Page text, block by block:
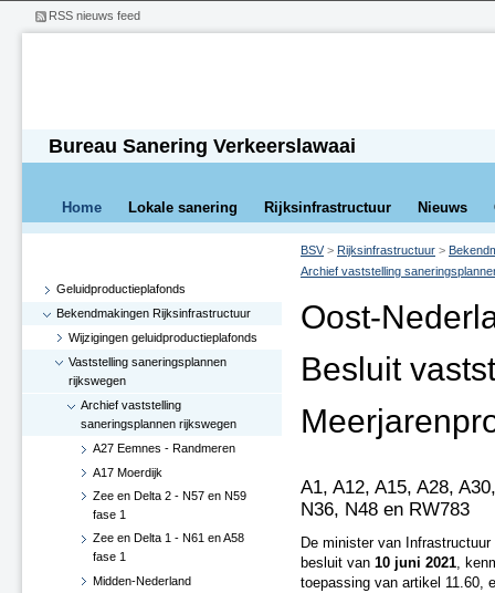
Bureau Sanering Verkeerslawaai
Home Lokale sanering Rijksinfrastructuur Nieuws
BSV> Rijksinfrastructuur >
Archief vaststelling
Oost-
Besluit
A1, A12, A15, A28,
N36, N48 en RW783
De minister van
besluit van 10 juni 2021,
toepassing van artikel 11.60,
Geluidproductieplafonds
Bekendmakingen Rijksinfrastructuur
Wijzigingen geluidproductieplafonds
Vaststelling saneringsplannen
rijkswegen
Archief vaststelling
saneringsplannen rijkswegen
A27 Eemnes - Randmeren
A17 Moerdijk
Zee en Delta 2 - N57 en N59
fase 1
Zee en Delta 1 - N61 en A58
fase 1
Midden-Nederland
RSS nieuws feed